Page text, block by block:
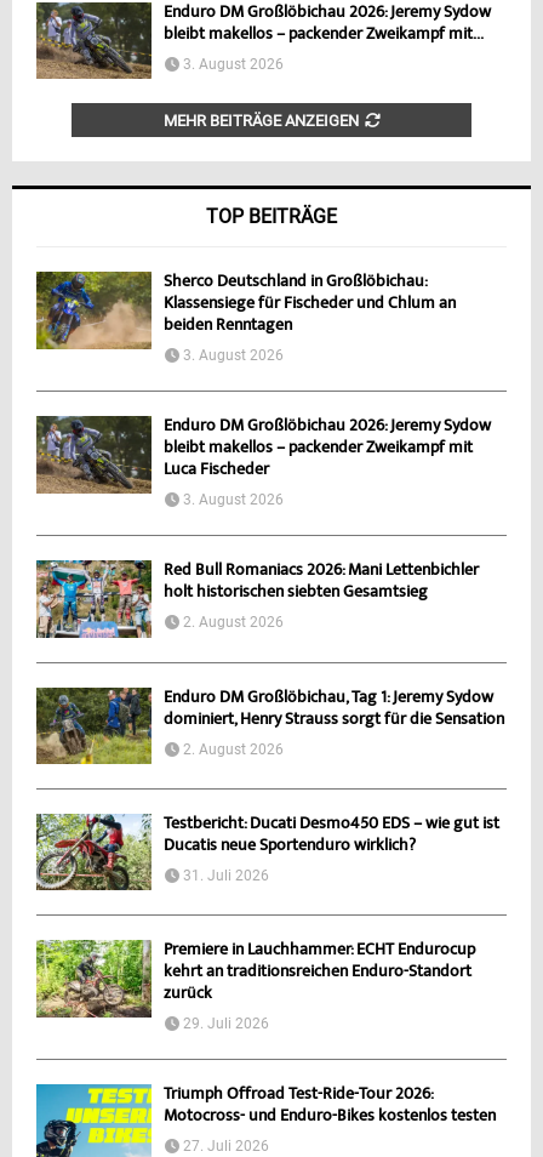
Enduro DM Großlöbichau 2026: Jeremy Sydow
bleibt makellos – packender Zweikampf mit...
3. August 2026
MEHR BEITRÄGE ANZEIGEN
TOP BEITRÄGE
Sherco Deutschland in Großlöbichau:
Klassensiege für Fischeder und Chlum an
beiden Renntagen
3. August 2026
Enduro DM Großlöbichau 2026: Jeremy Sydow
bleibt makellos – packender Zweikampf mit
Luca Fischeder
3. August 2026
Red Bull Romaniacs 2026: Mani Lettenbichler
holt historischen siebten Gesamtsieg
2. August 2026
Enduro DM Großlöbichau, Tag 1: Jeremy Sydow
dominiert, Henry Strauss sorgt für die Sensation
2. August 2026
Testbericht: Ducati Desmo450 EDS – wie gut ist
Ducatis neue Sportenduro wirklich?
31. Juli 2026
Premiere in Lauchhammer: ECHT Endurocup
kehrt an traditionsreichen Enduro-Standort
zurück
29. Juli 2026
Triumph Offroad Test-Ride-Tour 2026:
Motocross- und Enduro-Bikes kostenlos testen
27. Juli 2026